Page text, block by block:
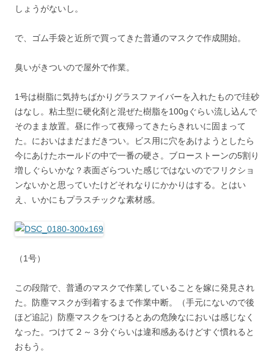
しょうがないし。
で、ゴム手袋と近所で買ってきた普通のマスクで作成開始。
臭いがきついので屋外で作業。
1号は樹脂に気持ちばかりグラスファイバーを入れたもので珪砂
はなし。粘土型に硬化剤と混ぜた樹脂を100gぐらい流し込んで
そのまま放置。昼に作って夜帰ってきたらきれいに固まって
た。においはまだまだきつい。ビス用に穴をあけようとしたら
今にあけたホールドの中で一番の硬さ。ブローストーンの5割り
増しぐらいかな？表面ざらついた感じではないのでフリクショ
ンないかと思っていたけどそれなりにかかりはする。とはい
え、いかにもプラスチックな素材感。
（1号）
この段階で、普通のマスクで作業していることを嫁に発見され
た。防塵マスクが到着するまで作業中断。（手元にないので後
ほど追記）防塵マスクをつけるとあの危険なにおいは感じなく
なった。つけて２～３分ぐらいは違和感あるけどすぐ慣れると
おもう。